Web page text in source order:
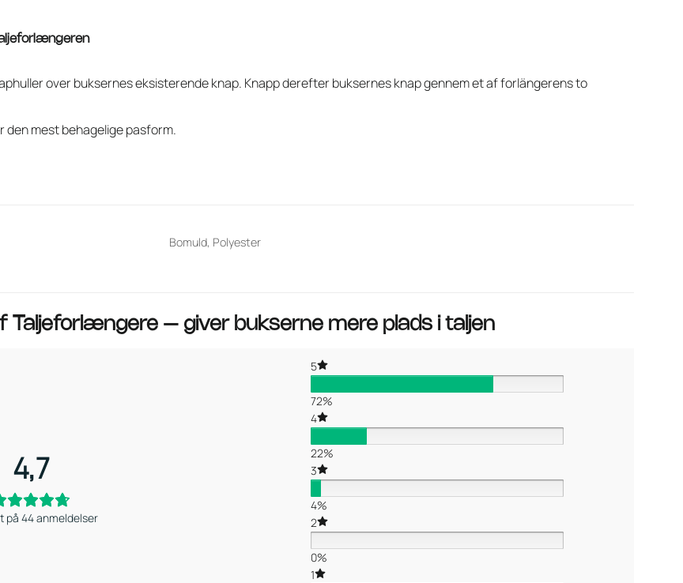
over buksernes eksisterende knap. Knapp derefter buksernes knap gennem et af forlängerens to
den mest behagelige pasform.
Bomuld, Polyester
Taljeforlængere – giver bukserne mere plads i taljen
4,7
på 44 anmeldelser
5
72%
4
22%
3
4%
2
0%
1